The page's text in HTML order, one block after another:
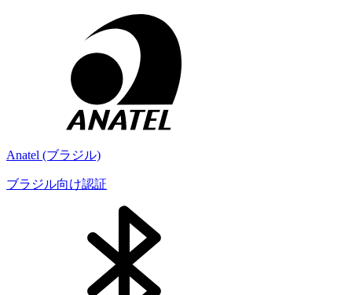
Anatel (ブラジル)
ブラジル向け認証